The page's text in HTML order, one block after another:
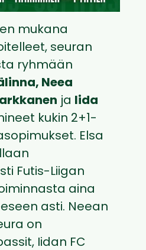
mukana
seuran
ryhmään
Neea
ja Iida
kukin 2+1-
Elsa
Futis-Liigan
aina
asti. Neean
on
Iidan FC